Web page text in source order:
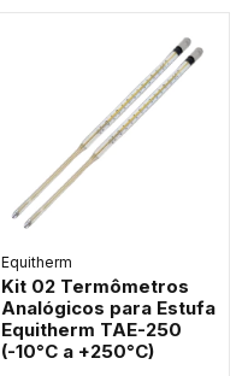
Equitherm
Kit 02 Termômetros
Analógicos para Estufa
Equitherm TAE-250
(-10°C a +250°C)